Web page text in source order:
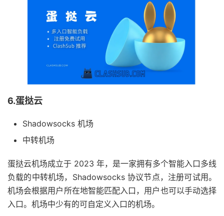
6.蛋挞云
Shadowsocks 机场
中转机场
蛋挞云机场成立于 2023 年，是一家拥有多个智能入口多线
负载的中转机场，Shadowsocks 协议节点，注册可试用。
机场会根据用户所在地智能匹配入口，用户也可以手动选择
入口。机场中少有的可自定义入口的机场。